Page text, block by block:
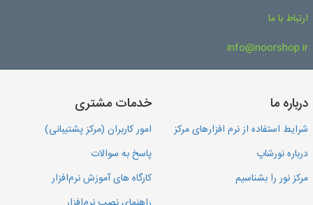
ارتباط با ما
info@noorshop.ir
درباره ما
شرایط استفاده از نرم افزارهای مرکز
درباره نورشاپ
مرکز نور را بشناسیم
خدمات مشتری
امور کاربران (مرکز پشتیبانی)
پاسخ به سوالات
کارگاه های آموزش نرم‌افزار